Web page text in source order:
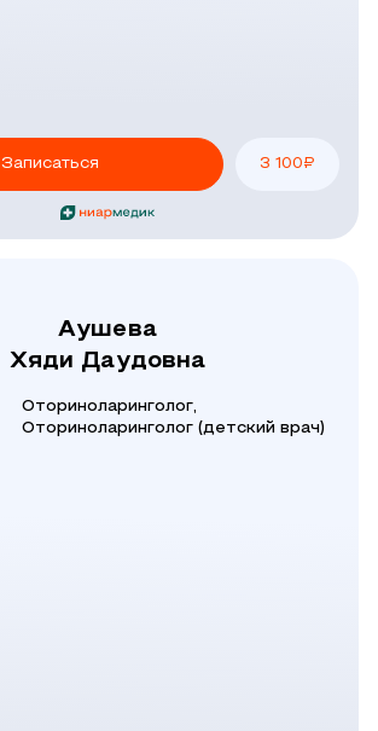
Записаться 3 100₽
Аушева
Хяди Даудовна
Оториноларинголог,
Оториноларинголог (детский врач)